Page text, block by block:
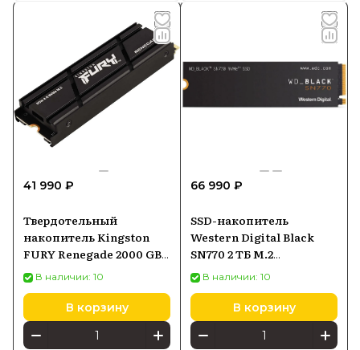
41 990 ₽
Твердотельный
накопитель Kingston
FURY Renegade 2000 GB
M.2 SFYRDK2000G
В наличии: 10
В корзину
66 990 ₽
SSD-накопитель
Western Digital Black
SN770 2 ТБ M.2
(WDS200T3X0E)
В наличии: 10
В корзину